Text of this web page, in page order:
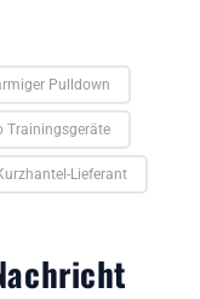
Pulldown
Trainingsgeräte
Lieferant